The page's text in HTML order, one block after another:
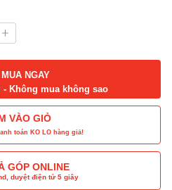
MUA NGAY
Không mua không sao
VÀO GIỎ
toán KO LO hàng giả!
GÓP ONLINE
duyệt điện tử 5 giây